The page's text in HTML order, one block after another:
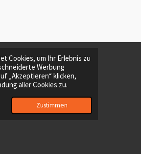
Cookies, um Ihr Erlebnis zu
Werbung
„Akzeptieren“ klicken,
aller Cookies zu.
Zustimmen